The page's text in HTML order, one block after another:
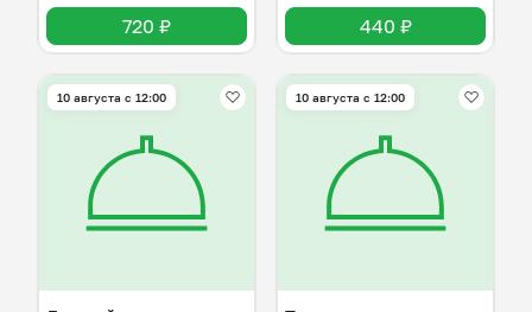
720 ₽ 440 ₽
10 августа с 12:00 10 августа с 12:00